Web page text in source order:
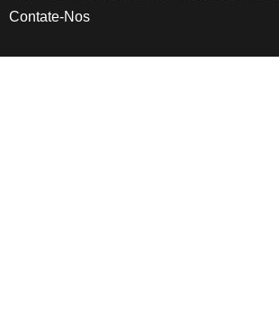
Contate-Nos